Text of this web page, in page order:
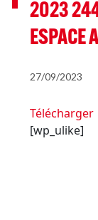
2023 244
ESPACE
27/09/2023
Télécharger
[wp_ulike]